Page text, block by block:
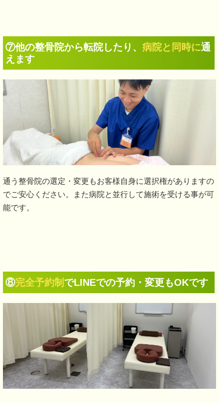
⑦他の整骨院から転院したり、 病院と同時に通
えます
通う整骨院の選定・変更もお客様自身に選択権がありますの
でご安心ください。また病院と並行して施術を受ける事が可
能です。
⑧完全予約制 でLINEでの予約・変更もOKです